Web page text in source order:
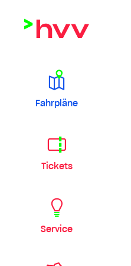
Fahrpläne
Tickets
Service